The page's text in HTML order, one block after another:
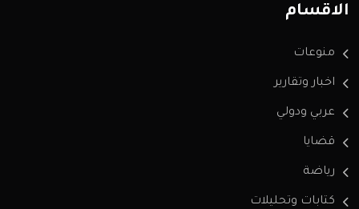
الاقسام
منوعات
اخبار وتقارير
عربي ودولي
قضايا
رياضة
كتابات وتحليلات